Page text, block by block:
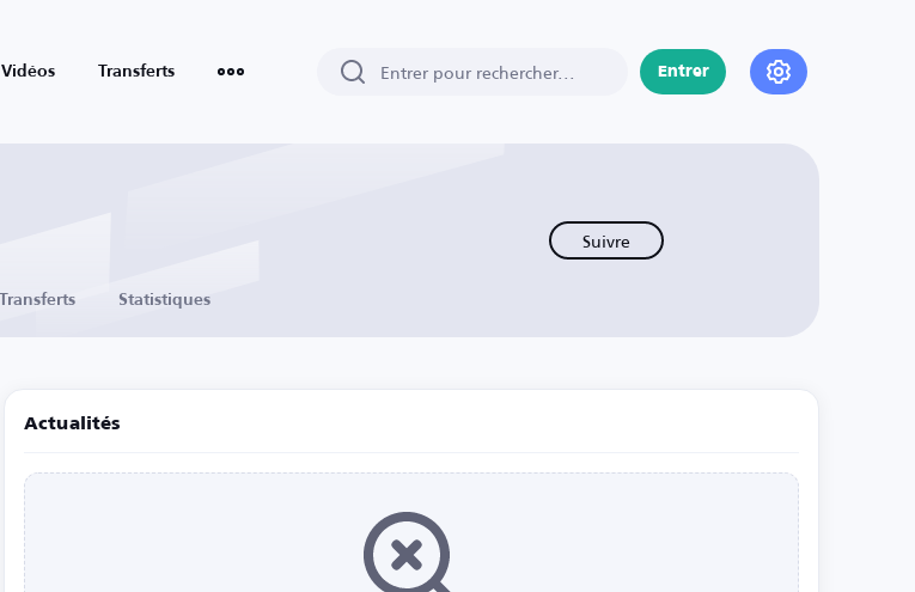
Vidéos Transferts Entrer
Suivre
Transferts Statistiques
Actualités